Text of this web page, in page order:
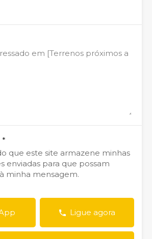
*
que este site armazene minhas
enviadas para que possam
minha mensagem.
Ligue agora